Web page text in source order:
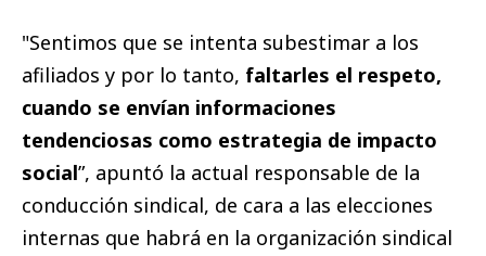
"Sentimos que se intenta subestimar a los
afiliados y por lo tanto, faltarles el respeto,
cuando se envían informaciones
tendenciosas como estrategia de impacto
social”, apuntó la actual responsable de la
conducción sindical, de cara a las elecciones
internas que habrá en la organización sindical